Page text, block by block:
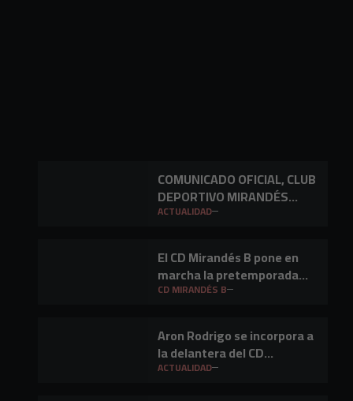
COMUNICADO OFICIAL, CLUB
DEPORTIVO MIRANDÉS
S.A.D.
ACTUALIDAD
El CD Mirandés B pone en
marcha la pretemporada
2026/27
CD MIRANDÉS B
Aron Rodrigo se incorpora a
la delantera del CD
Mirandés
ACTUALIDAD